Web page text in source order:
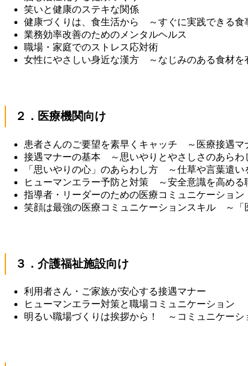
笑いと健康のステキな関係
健康づくりは、食生活から ～すぐに実践できる食
業務効率改善のためのメンタルヘルス
職場・家庭でのストレス応対術
女性にやさしい身近な漢方 ～なじみのある食材を
２．医療機関向け
患者さんのご要望を素早くキャッチ ～医療接遇マ
接遇マナーの基本 ～思いやりとやさしさのあらわ
「思いやりの心」のあらわし方 ～仕草や言葉遣
ヒューマンエラー予防と対策 ～安全意識を高める
指導者・リーダーのための医療コミュニケーショ
笑顔は最強の医療コミュニケーションスキル ～「
３．介護福祉施設向け
利用者さん・ご家族が安心する接遇マナー
ヒューマンエラー対策と職場コミュニケーション
明るい職場づくりは挨拶から！ ～コミュニケーシ